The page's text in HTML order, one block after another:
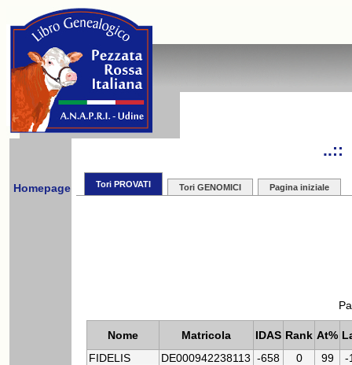
Homepage
..::
Tori PROVATI Tori GENOMICI Pagina iniziale
Nome Matricola IDAS Rank At%
FIDELIS
DE000942238113 -658 0 99
-